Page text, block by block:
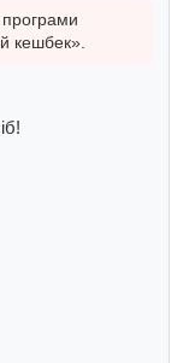
програми
кешбек».